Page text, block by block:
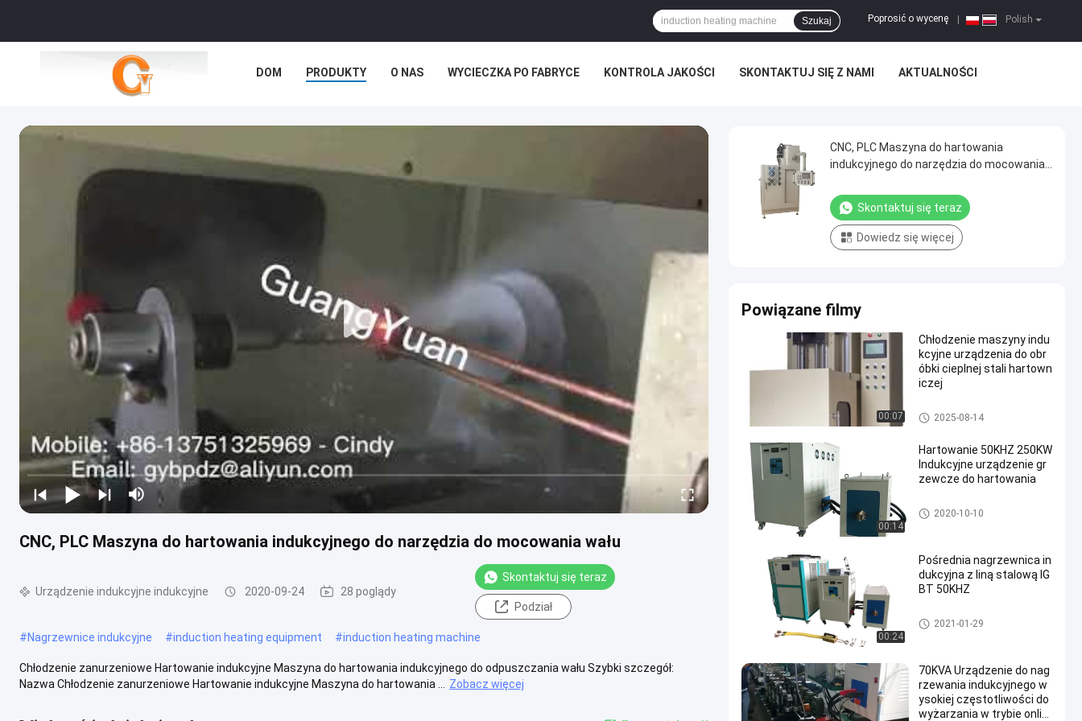
Polish
Poprosić o wycenę
Szukaj
DOM PRODUKTY O NAS WYCIECZKA PO FABRYCE KONTROLA JAKOŚCI SKONTAKTUJ SIĘ Z NAMI AKTUALNOŚCI
CNC, PLC Maszyna do hartowania indukcyjnego do narzędzia do mocowania wału
Urządzenie indukcyjne indukcyjne 2020-09-24 28 poglądy
Skontaktuj się teraz
Podział
#Nagrzewnice indukcyjne #induction heating equipment #induction heating machine
Chłodzenie zanurzeniowe Hartowanie indukcyjne Maszyna do hartowania indukcyjnego do odpuszczania wału Szybki szczegół:
Nazwa Chłodzenie zanurzeniowe Hartowanie indukcyjne Maszyna do hartowania ...
Zobacz więcej
CNC, PLC Maszyna do hartowania
indukcyjnego do narzędzia do mocowania
Skontaktuj się teraz
Dowiedz się więcej
Powiązane filmy
00:07
Chłodzenie maszyny indu
kcyjne urządzenia do obr
óbki cieplnej stali hartown
iczej
Urządzenia do nagrzewania i
ndukcyjnego
2025-08-14
00:14
Hartowanie 50KHZ 250KW
Indukcyjne urządzenie gr
zewcze do hartowania
Urządzenie indukcyjne indukc
yjne
2020-10-10
00:24
Pośrednia nagrzewnica in
dukcyjna z liną stalową IG
BT 50KHZ
Urządzenie indukcyjne indukc
yjne
2021-01-29
70KVA Urządzenie do nag
rzewania indukcyjnego w
ysokiej częstotliwości do
wyżarzania w trybie onlin